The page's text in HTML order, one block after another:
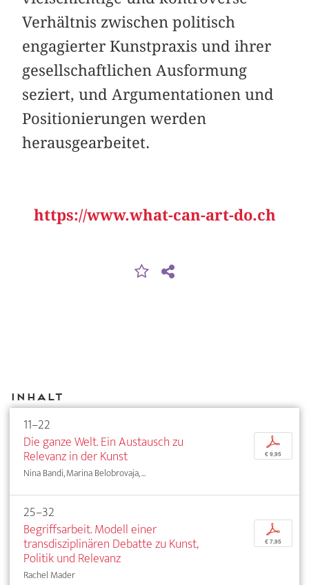
Verhältnis zwischen politisch
engagierter Kunstpraxis und ihrer
gesellschaftlichen Ausformung
seziert, und Argumentationen und
Positionierungen werden
herausgearbeitet.
https://www.what-can-art-do.ch
Inhalt
11–22
Die ganze Welt. Ein Austausch zu
Relevanz in der Kunst
Nina Bandi, Marina Belobrovaja, ...
p
€ 9,95
25–32
Begriffsarbeit. Modell einer
transdisziplinären Debatte zu Kunst,
Politik und Relevanz
Rachel Mader
p
€ 7,95